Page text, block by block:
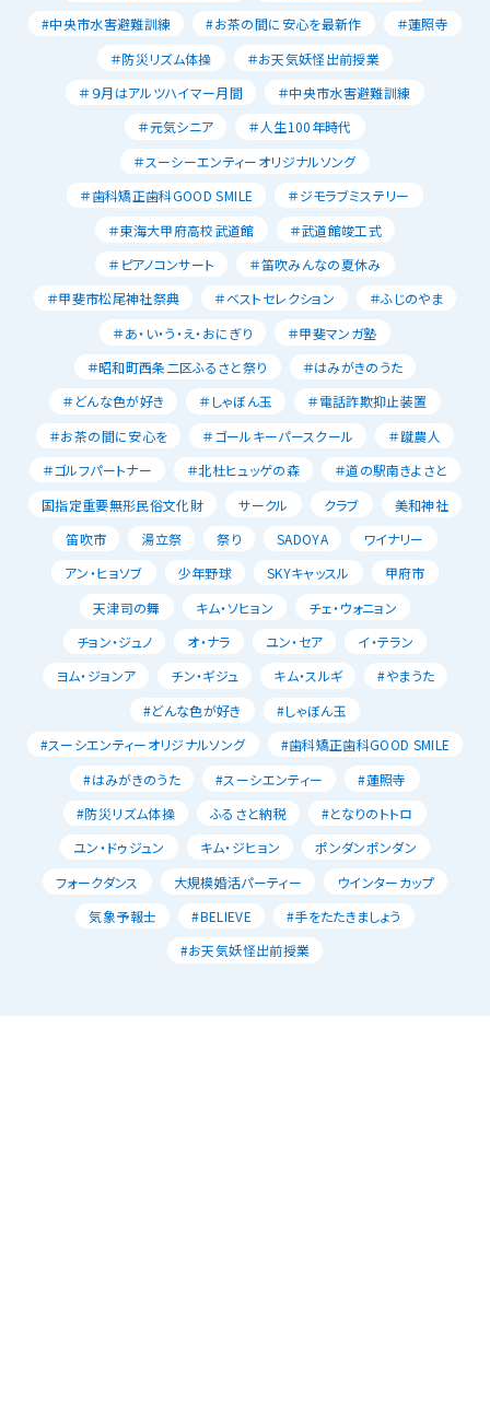
#中央市水害避難訓練
#お茶の間に安心を最新作
＃蓮照寺
＃防災リズム体操
＃お天気妖怪出前授業
＃９月はアルツハイマー月間
＃中央市水害避難訓練
＃元気シニア
＃人生100年時代
＃スーシーエンティーオリジナルソング
＃歯科矯正歯科GOOD SMILE
＃ジモラブミステリー
＃東海大甲府高校武道館
＃武道館竣工式
＃ピアノコンサート
＃笛吹みんなの夏休み
＃甲斐市松尾神社祭典
＃ベストセレクション
＃ふじのやま
＃あ・い・う・え・おにぎり
＃甲斐マンガ塾
＃昭和町西条二区ふるさと祭り
＃はみがきのうた
＃どんな色が好き
＃しゃぼん玉
＃電話詐欺抑止装置
＃お茶の間に安心を
＃ゴールキーパースクール
＃蹴農人
＃ゴルフパートナー
＃北杜ヒュッゲの森
＃道の駅南きよさと
国指定重要無形民俗文化財
サークル クラブ
美和神社
笛吹市
湯立祭 祭り SADOYA
ワイナリー
アン・ヒョソブ
少年野球 SKYキャッスル
甲府市
天津司の舞
キム・ソヒョン
チェ・ウォニョン
チョン・ジュノ
オ・ナラ ユン・セア
イ・テラン
ヨム・ジョンア
チン・ギジュ キム・スルギ
#やまうた
#どんな色が好き
#しゃぼん玉
#スーシエンティーオリジナルソング
#歯科矯正歯科GOOD SMILE
#はみがきのうた
#スーシエンティー
#蓮照寺
#防災リズム体操
ふるさと納税
#となりのトトロ
ユン・ドゥジュン
キム・ジヒョン
ポンダンポンダン
フォークダンス
大規模婚活パーティー
ウインターカップ
気象予報士
#BELIEVE
#手をたたきましょう
#お天気妖怪出前授業